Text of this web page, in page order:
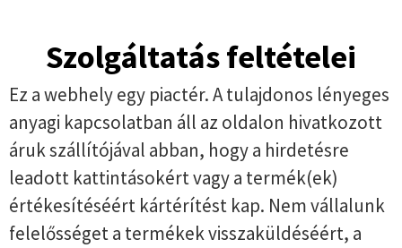
Szolgáltatás feltételei
Ez a webhely egy piactér. A tulajdonos lényeges
anyagi kapcsolatban áll az oldalon hivatkozott
áruk szállítójával abban, hogy a hirdetésre
leadott kattintásokért vagy a termék(ek)
értékesítéséért kártérítést kap. Nem vállalunk
felelősséget a termékek visszaküldéséért, a